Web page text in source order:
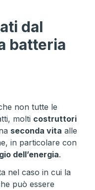
dal
batteria
non tutte le
molti costruttori
seconda vita alle
in particolare con
dell’energia.
nel caso in cui la
può essere